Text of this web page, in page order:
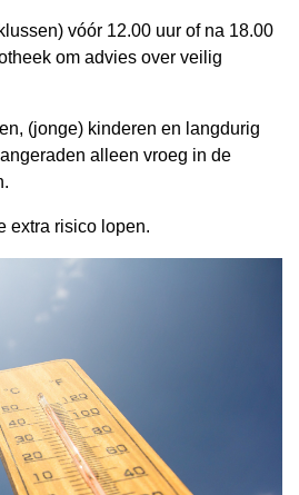
vóór 12.00 uur of na 18.00
om advies over veilig
(jonge) kinderen en langdurig
alleen vroeg in de
extra risico lopen.